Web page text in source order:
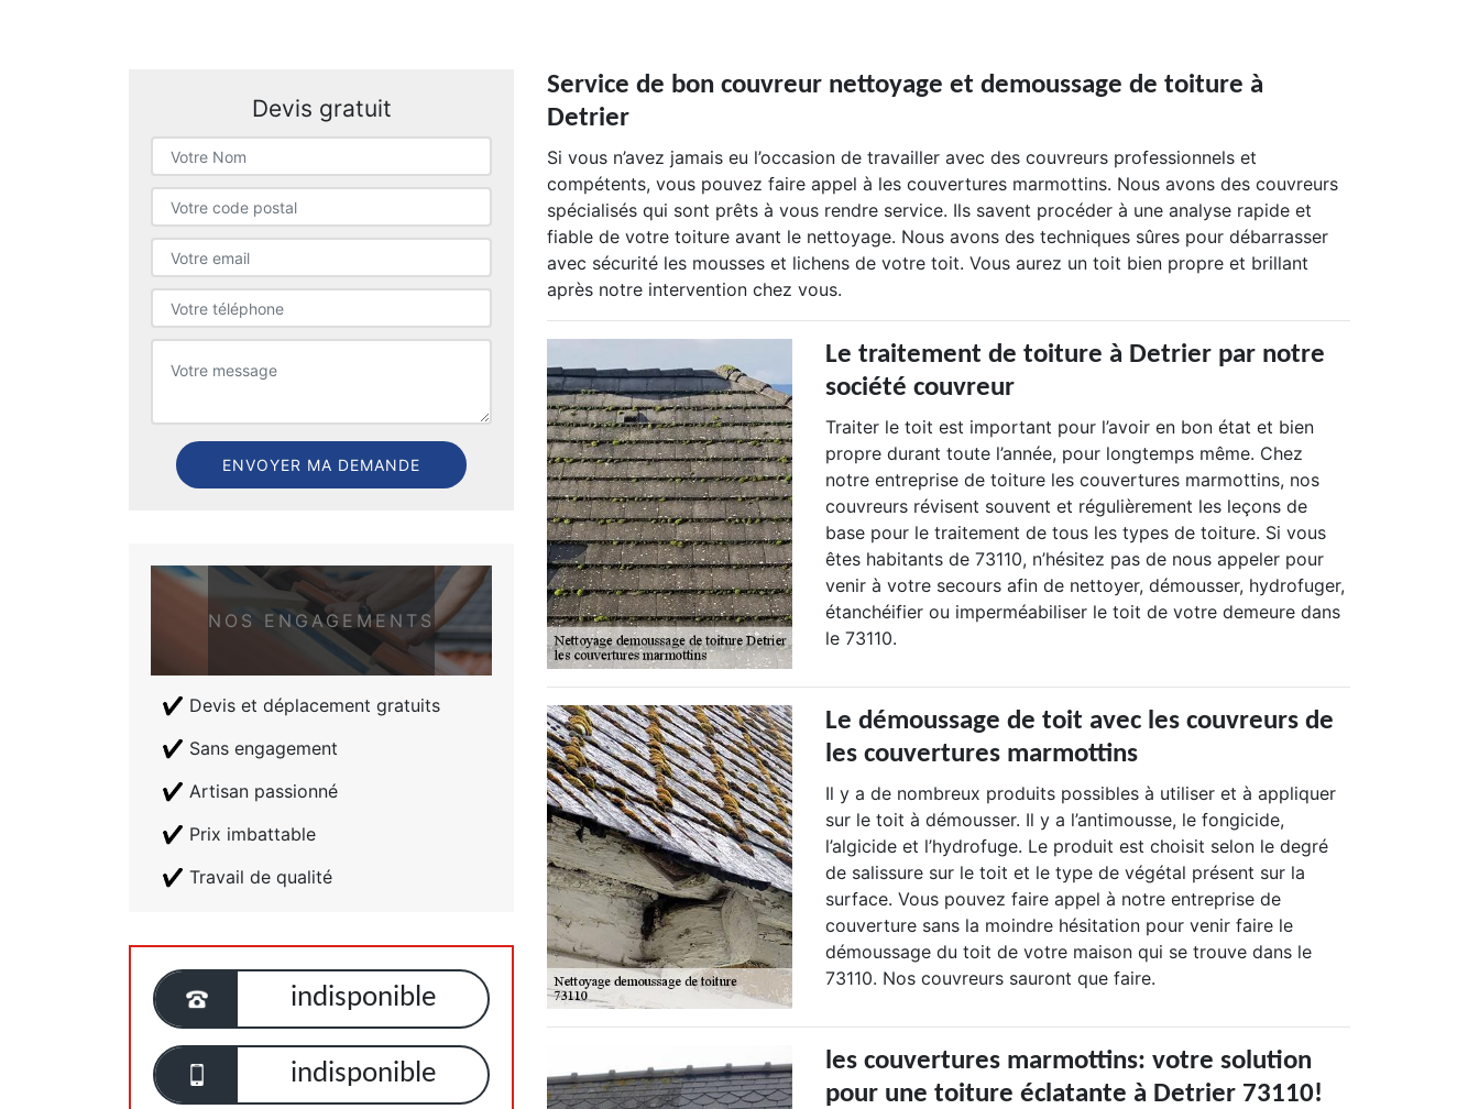
Devis gratuit
NOS ENGAGEMENTS
Devis et déplacement gratuits
Sans engagement
Artisan passionné
Prix imbattable
Travail de qualité
indisponible
indisponible
Service de bon couvreur nettoyage et demoussage de toiture à
Detrier
Si vous n’avez jamais eu l’occasion de travailler avec des couvreurs professionnels et
compétents, vous pouvez faire appel à les couvertures marmottins. Nous avons des couvreurs
spécialisés qui sont prêts à vous rendre service. Ils savent procéder à une analyse rapide et
fiable de votre toiture avant le nettoyage. Nous avons des techniques sûres pour débarrasser
avec sécurité les mousses et lichens de votre toit. Vous aurez un toit bien propre et brillant
après notre intervention chez vous.
Le traitement de toiture à Detrier par notre
société couvreur
Traiter le toit est important pour l’avoir en bon état et bien
propre durant toute l’année, pour longtemps même. Chez
notre entreprise de toiture les couvertures marmottins, nos
couvreurs révisent souvent et régulièrement les leçons de
base pour le traitement de tous les types de toiture. Si vous
êtes habitants de 73110, n’hésitez pas de nous appeler pour
venir à votre secours afin de nettoyer, démousser, hydrofuger,
étanchéifier ou imperméabiliser le toit de votre demeure dans
le 73110.
Le démoussage de toit avec les couvreurs de
les couvertures marmottins
Il y a de nombreux produits possibles à utiliser et à appliquer
sur le toit à démousser. Il y a l’antimousse, le fongicide,
l’algicide et l’hydrofuge. Le produit est choisit selon le degré
de salissure sur le toit et le type de végétal présent sur la
surface. Vous pouvez faire appel à notre entreprise de
couverture sans la moindre hésitation pour venir faire le
démoussage du toit de votre maison qui se trouve dans le
73110. Nos couvreurs sauront que faire.
les couvertures marmottins: votre solution
pour une toiture éclatante à Detrier 73110!